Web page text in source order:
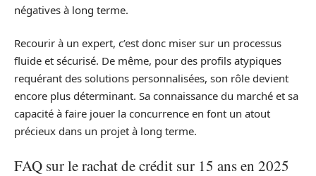
négatives à long terme.
Recourir à un expert, c’est donc miser sur un processus
fluide et sécurisé. De même, pour des profils atypiques
requérant des solutions personnalisées, son rôle devient
encore plus déterminant. Sa connaissance du marché et sa
capacité à faire jouer la concurrence en font un atout
précieux dans un projet à long terme.
FAQ sur le rachat de crédit sur 15 ans en 2025